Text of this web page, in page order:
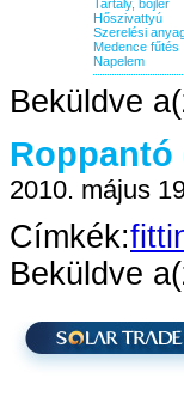
Tartály, bojler
Hőszivattyú
Szerelési
Medence fűtés
Napelem
Beküldve
Roppantó
2010. május
Címkék:
Beküldve